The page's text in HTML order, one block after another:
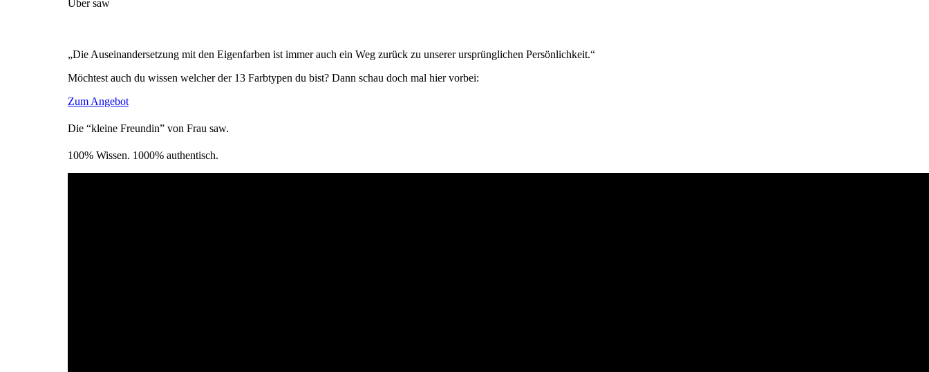
Über saw
„Die Auseinandersetzung mit den Eigenfarben ist immer auch ein Weg zurück zu unserer ursprünglichen Persönlichkeit.“
Möchtest auch du wissen welcher der 13 Farbtypen du bist? Dann schau doch mal hier vorbei:
Zum Angebot
Die “kleine Freundin” von Frau saw.
100% Wissen. 1000% authentisch.